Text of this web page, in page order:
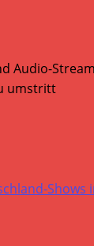
Audio-
umstritt
Shows